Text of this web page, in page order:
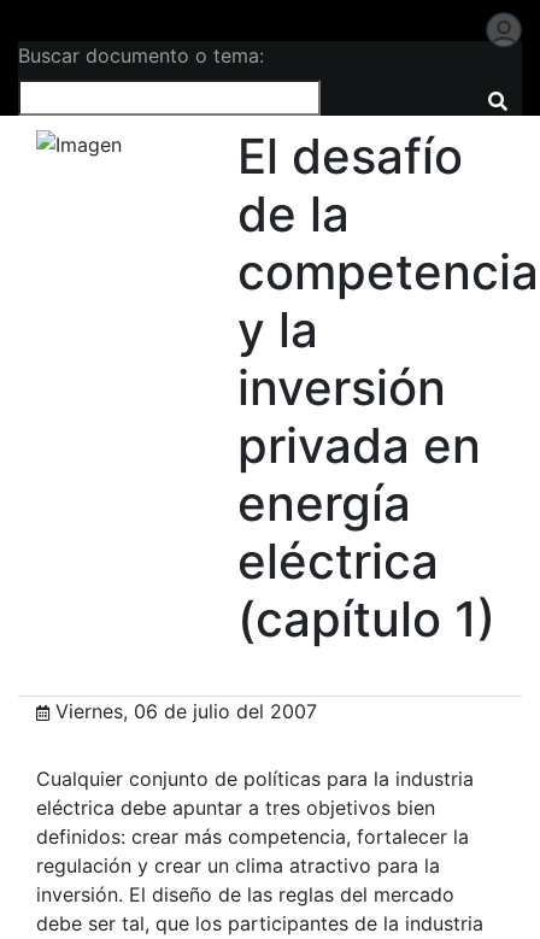
Buscar documento o tema:
El desafío
de la
competencia
y la
inversión
privada en
energía
eléctrica
(capítulo 1)
Viernes, 06 de julio del 2007
Cualquier conjunto de políticas para la industria
eléctrica debe apuntar a tres objetivos bien
definidos: crear más competencia, fortalecer la
regulación y crear un clima atractivo para la
inversión. El diseño de las reglas del mercado
debe ser tal, que los participantes de la industria